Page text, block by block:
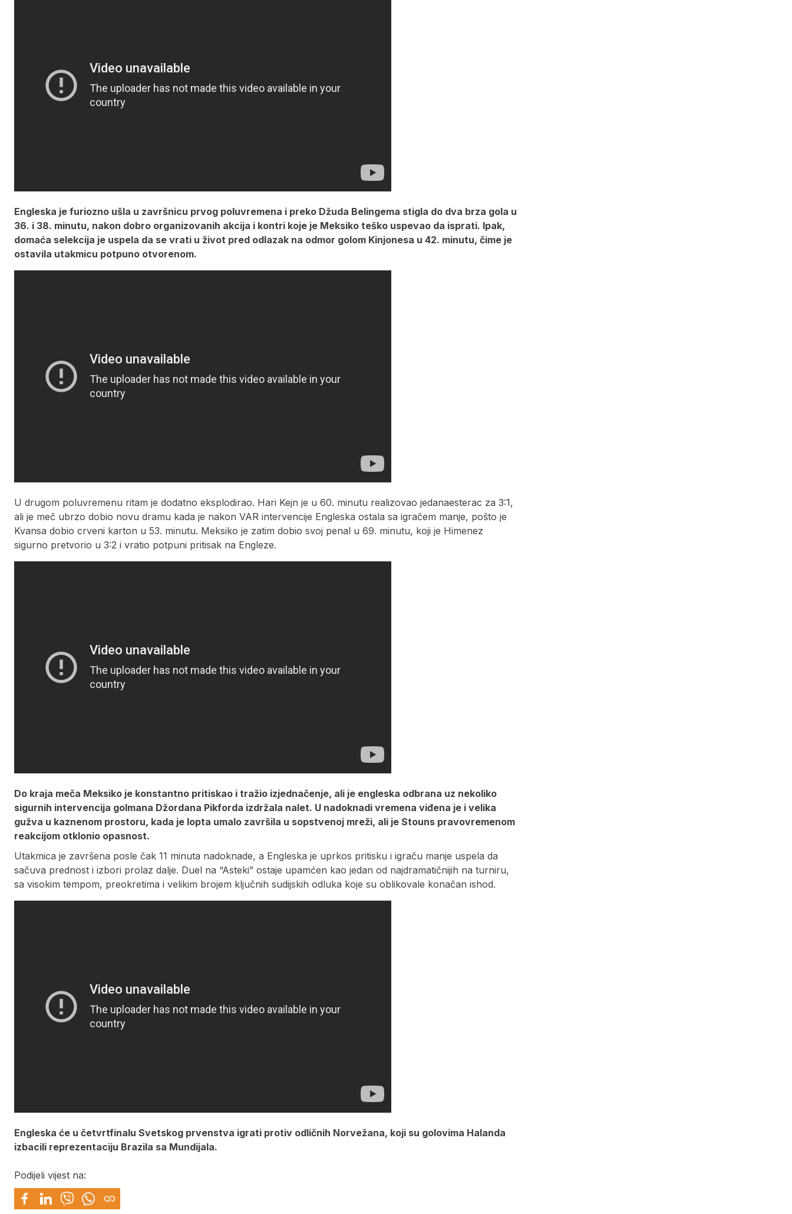
Engleska je furiozno ušla u završnicu prvog poluvremena i preko Džuda Belingema stigla do dva brza gola u
36. i 38. minutu, nakon dobro organizovanih akcija i kontri koje je Meksiko teško uspevao da isprati. Ipak,
domaća selekcija je uspela da se vrati u život pred odlazak na odmor golom Kinjonesa u 42. minutu, čime je
ostavila utakmicu potpuno otvorenom.
U drugom poluvremenu ritam je dodatno eksplodirao. Hari Kejn je u 60. minutu realizovao jedanaesterac za 3:1,
ali je meč ubrzo dobio novu dramu kada je nakon VAR intervencije Engleska ostala sa igračem manje, pošto je
Kvansa dobio crveni karton u 53. minutu. Meksiko je zatim dobio svoj penal u 69. minutu, koji je Himenez
sigurno pretvorio u 3:2 i vratio potpuni pritisak na Engleze.
Do kraja meča Meksiko je konstantno pritiskao i tražio izjednačenje, ali je engleska odbrana uz nekoliko
sigurnih intervencija golmana Džordana Pikforda izdržala nalet. U nadoknadi vremena viđena je i velika
gužva u kaznenom prostoru, kada je lopta umalo završila u sopstvenoj mreži, ali je Stouns pravovremenom
reakcijom otklonio opasnost.
Utakmica je završena posle čak 11 minuta nadoknade, a Engleska je uprkos pritisku i igraču manje uspela da
sačuva prednost i izbori prolaz dalje. Duel na “Asteki” ostaje upamćen kao jedan od najdramatičnijih na turniru,
sa visokim tempom, preokretima i velikim brojem ključnih sudijskih odluka koje su oblikovale konačan ishod.
Engleska će u četvrtfinalu Svetskog prvenstva igrati protiv odličnih Norvežana, koji su golovima Halanda
izbacili reprezentaciju Brazila sa Mundijala.
Podijeli vijest na: